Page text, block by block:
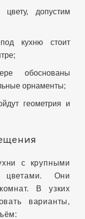
допустим
кухню стоит
обоснованы
орнаменты;
геометрия и
с крупными
цветами. Они
В узких
варианты,